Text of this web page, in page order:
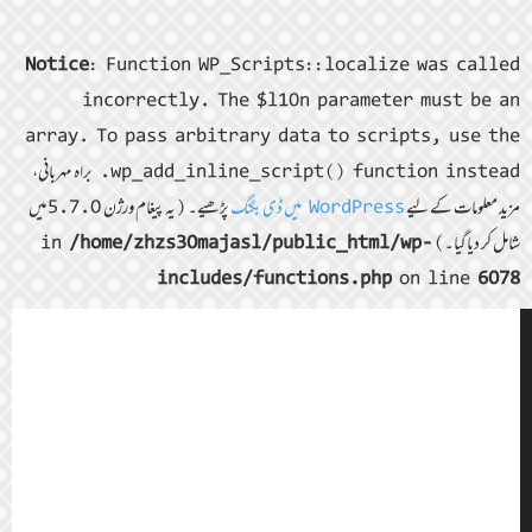
Notice: Function WP_Scripts::localize was called
incorrectly. The $l10n parameter must be an
array. To pass arbitrary data to scripts, use the
wp_add_inline_script() function instead. براہ مہربانی،
مزید معلومات کے لیےWordPress میں ڈی بگنگ
پڑھیے۔ (یہ پیغام ورژن 5.7.0 میں
شامل کر دیا گیا۔) in/home/zhzs30majasl/public_html/wp-
includes/functions.php on line 6078